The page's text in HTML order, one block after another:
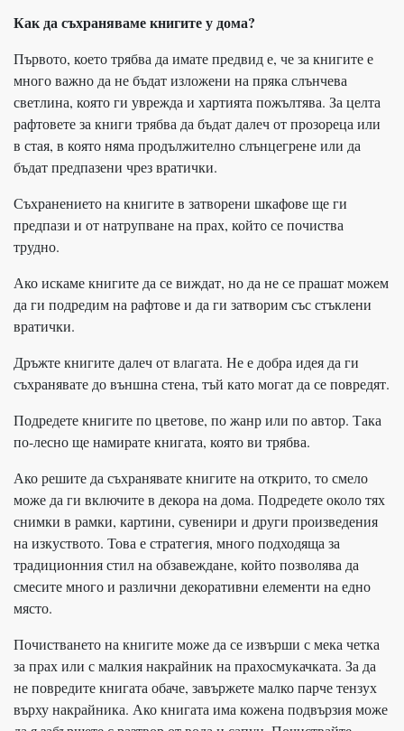
Как да съхраняваме книгите у дома?
Първото, което трябва да имате предвид е, че за книгите е
много важно да не бъдат изложени на пряка слънчева
светлина, която ги уврежда и хартията пожълтява. За целта
рафтовете за книги трябва да бъдат далеч от прозореца или
в стая, в която няма продължително слънцегрене или да
бъдат предпазени чрез вратички.
Съхранението на книгите в затворени шкафове ще ги
предпази и от натрупване на прах, който се почиства
трудно.
Ако искаме книгите да се виждат, но да не се прашат можем
да ги подредим на рафтове и да ги затворим със стъклени
вратички.
Дръжте книгите далеч от влагата. Не е добра идея да ги
съхранявате до външна стена, тъй като могат да се повредят.
Подредете книгите по цветове, по жанр или по автор. Така
по-лесно ще намирате книгата, която ви трябва.
Ако решите да съхранявате книгите на открито, то смело
може да ги включите в декора на дома. Подредете около тях
снимки в рамки, картини, сувенири и други произведения
на изкуството. Това е стратегия, много подходяща за
традиционния стил на обзавеждане, който позволява да
смесите много и различни декоративни елементи на едно
място.
Почистването на книгите може да се извърши с мека четка
за прах или с малкия накрайник на прахосмукачката. За да
не повредите книгата обаче, завържете малко парче тензух
върху накрайника. Ако книгата има кожена подвързия може